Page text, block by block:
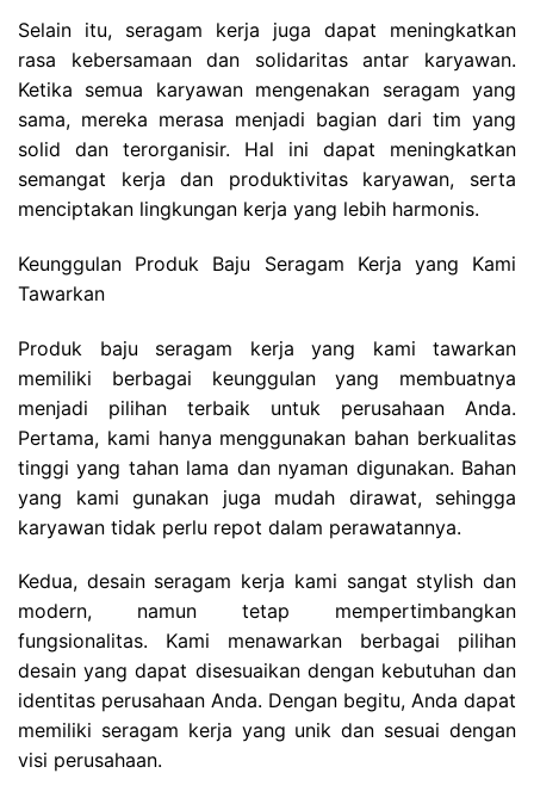
Selain itu, seragam kerja juga dapat meningkatkan
rasa kebersamaan dan solidaritas antar karyawan.
Ketika semua karyawan mengenakan seragam yang
sama, mereka merasa menjadi bagian dari tim yang
solid dan terorganisir. Hal ini dapat meningkatkan
semangat kerja dan produktivitas karyawan, serta
menciptakan lingkungan kerja yang lebih harmonis.
Keunggulan Produk Baju Seragam Kerja yang Kami
Tawarkan
Produk baju seragam kerja yang kami tawarkan
memiliki berbagai keunggulan yang membuatnya
menjadi pilihan terbaik untuk perusahaan Anda.
Pertama, kami hanya menggunakan bahan berkualitas
tinggi yang tahan lama dan nyaman digunakan. Bahan
yang kami gunakan juga mudah dirawat, sehingga
karyawan tidak perlu repot dalam perawatannya.
Kedua, desain seragam kerja kami sangat stylish dan
modern, namun tetap mempertimbangkan
fungsionalitas. Kami menawarkan berbagai pilihan
desain yang dapat disesuaikan dengan kebutuhan dan
identitas perusahaan Anda. Dengan begitu, Anda dapat
memiliki seragam kerja yang unik dan sesuai dengan
visi perusahaan.